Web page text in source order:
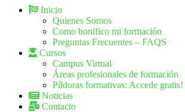
Inicio
Quienes Somos
Como bonifico mi formación
Preguntas Frecuentes – FAQS
Cursos
Campus Virtual
Áreas profesionales de formación
Píldoras formativas: Accede gratis!
Noticias
Contacto